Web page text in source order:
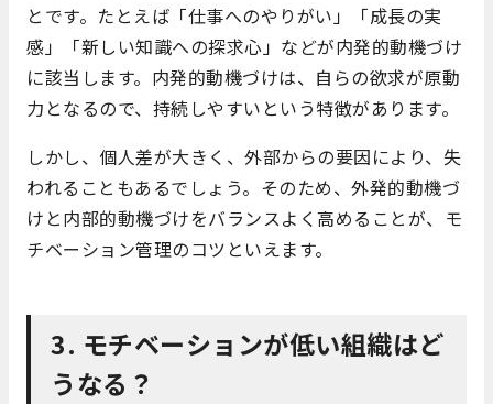
とです。たとえば「仕事へのやりがい」「成長の実
感」「新しい知識への探求心」などが内発的動機づけ
に該当します。内発的動機づけは、自らの欲求が原動
力となるので、持続しやすいという特徴があります。
しかし、個人差が大きく、外部からの要因により、失
われることもあるでしょう。そのため、外発的動機づ
けと内部的動機づけをバランスよく高めることが、モ
チベーション管理のコツといえます。
3. モチベーションが低い組織はど
うなる？